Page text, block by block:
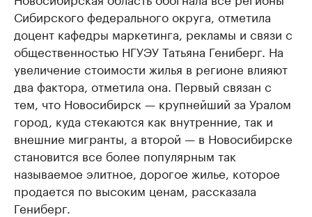
Сибирского федерального округа, отметила
доцент кафедры маркетинга, рекламы и связи с
общественностью НГУЭУ Татьяна Гениберг. На
увеличение стоимости жилья в регионе влияют
два фактора, отметила она. Первый связан с
тем, что Новосибирск — крупнейший за Уралом
город, куда стекаются как внутренние, так и
внешние мигранты, а второй — в Новосибирске
становится все более популярным так
называемое элитное, дорогое жилье, которое
продается по высоким ценам, рассказала
Гениберг.